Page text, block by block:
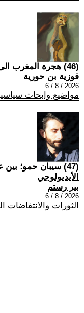
(46) هجرة المغرب الى اسبانيا
فوزية بن حورية
2026 / 8 / 6
مواضيع وابحاث
(47) سيبان حمو؛
الأيديولوجي
بير رستم
2026 / 8 / 6
الثورات والانتفاضات